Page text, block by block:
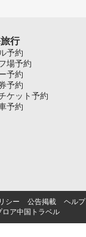
旅行
予約
場予約
予約
予約
ケット予約
予約
シー 公告掲載 ヘルプ
ア中国トラベル